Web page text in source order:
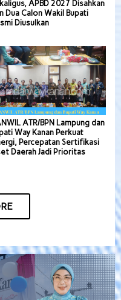
APBD 2027 Disahkan
Dua Calon Wakil Bupati
Diusulkan
ATR/BPN Lampung dan
Way Kanan Perkuat
Percepatan Sertifikasi
Daerah Jadi Prioritas